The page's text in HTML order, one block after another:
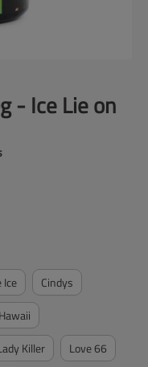
- Ice Lie on
Ice
Cindys
Hawaii
Killer
Love 66